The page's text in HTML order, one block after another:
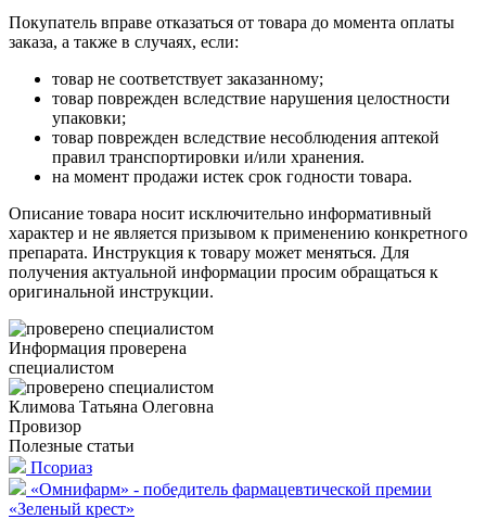
Покупатель вправе отказаться от товара до момента оплаты
заказа, а также в случаях, если:
товар не соответствует заказанному;
товар поврежден вследствие нарушения целостности
упаковки;
товар поврежден вследствие несоблюдения аптекой
правил транспортировки и/или хранения.
на момент продажи истек срок годности товара.
Описание товара носит исключительно информативный
характер и не является призывом к применению конкретного
препарата. Инструкция к товару может меняться. Для
получения актуальной информации просим обращаться к
оригинальной инструкции.
Информация проверена
специалистом
Климова Татьяна Олеговна
Провизор
Полезные статьи
Псориаз
«Омнифарм» - победитель фармацевтической премии
«Зеленый крест»